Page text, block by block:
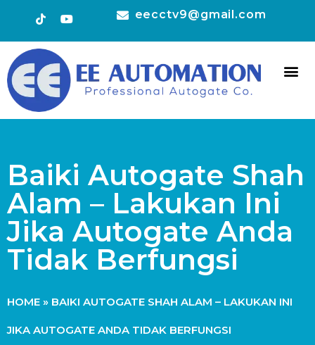
eecctv9@gmail.com
Baiki Autogate Shah
Alam – Lakukan Ini
Jika Autogate Anda
Tidak Berfungsi
HOME » BAIKI AUTOGATE SHAH ALAM – LAKUKAN INI
JIKA AUTOGATE ANDA TIDAK BERFUNGSI